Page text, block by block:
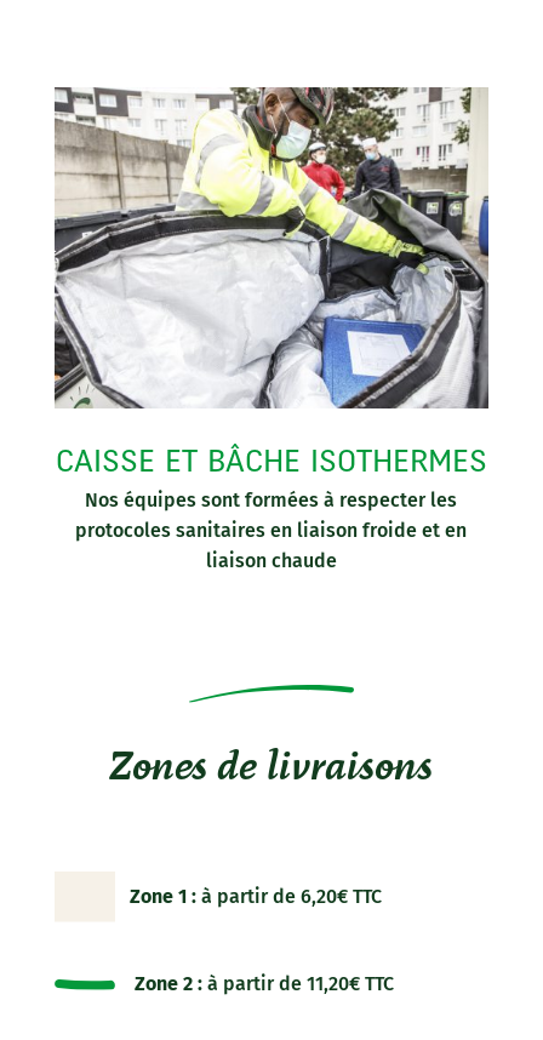
CAISSE ET BÂCHE ISOTHERMES
Nos équipes sont formées à respecter les
protocoles sanitaires en liaison froide et en
liaison chaude
Zones de livraisons
Zone 1 :à partir de 6,20€ TTC
Zone 2 :à partir de 11,20€ TTC